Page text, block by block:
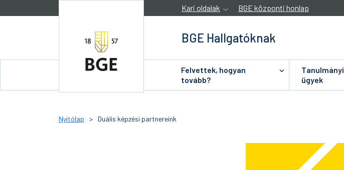
Kari oldalak BGE központi honlap
BGE Hallgatóknak
Felvettek, hogyan
tovább?
Tanulmányi
ügyek
Nyitólap > Duális képzési partnereink